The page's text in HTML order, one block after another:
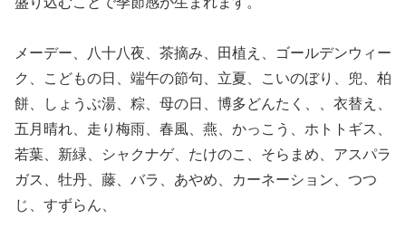
メーデー、八十八夜、茶摘み、田植え、ゴールデンウィー
ク、こどもの日、端午の節句、立夏、こいのぼり、兜、柏
餅、しょうぶ湯、粽、母の日、博多どんたく、、衣替え、
五月晴れ、走り梅雨、春風、燕、かっこう、ホトトギス、
若葉、新緑、シャクナゲ、たけのこ、そらまめ、アスパラ
ガス、牡丹、藤、バラ、あやめ、カーネーション、つつ
じ、すずらん、